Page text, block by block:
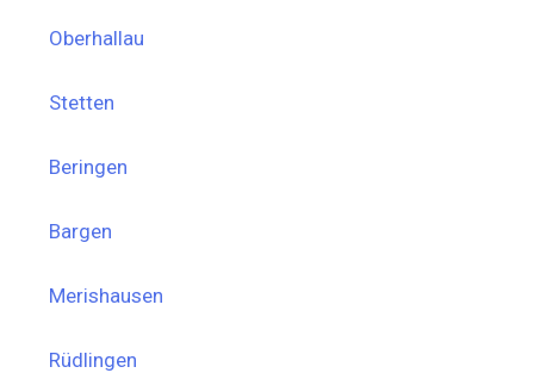
Oberhallau
Stetten
Beringen
Bargen
Merishausen
Rüdlingen